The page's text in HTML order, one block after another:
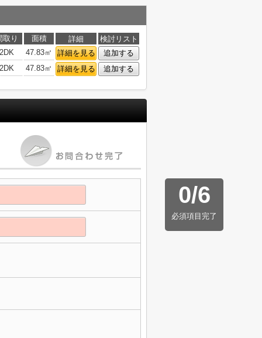
取り 面積 詳細
検討リスト
47.83㎡ 詳細を見る
追加する
47.83㎡ 詳細を見る 追加する
0/6
必須項目完了